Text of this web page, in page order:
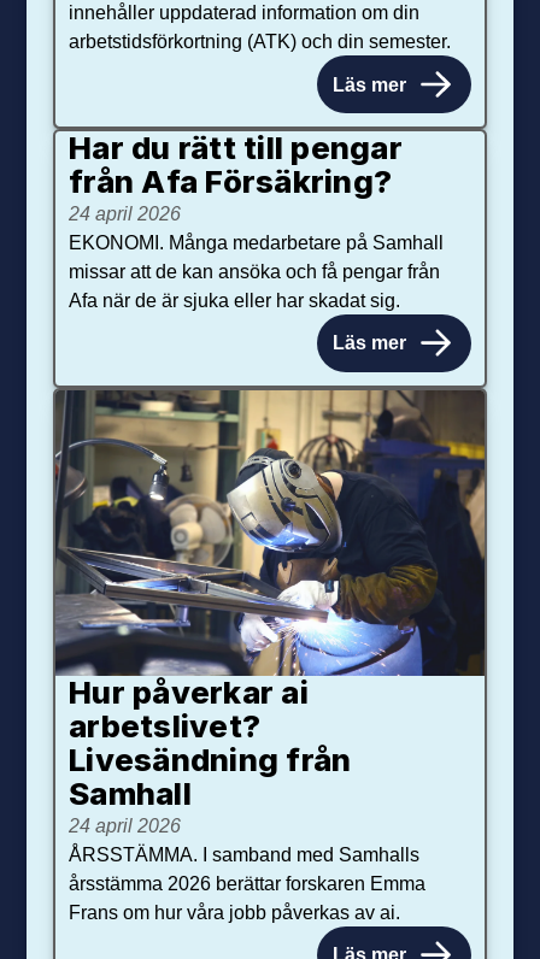
innehåller uppdaterad information om din
arbetstidsförkortning (ATK) och din semester.
Läs mer
Har du rätt till pengar
från Afa Försäkring?
24 april 2026
EKONOMI. Många medarbetare på Samhall
missar att de kan ansöka och få pengar från
Afa när de är sjuka eller har skadat sig.
Läs mer
Hur påverkar ai
arbetslivet?
Livesändning från
Samhall
24 april 2026
ÅRSSTÄMMA. I samband med Samhalls
årsstämma 2026 berättar forskaren Emma
Frans om hur våra jobb påverkas av ai.
Läs mer